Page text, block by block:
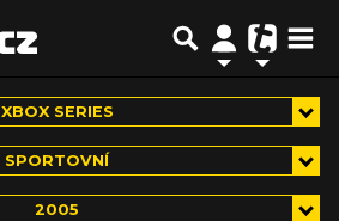
XBOX SERIES
SPORTOVNÍ
2005